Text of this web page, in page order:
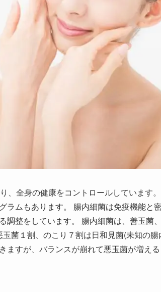
、全身の健康をコントロールしています
ラムもあります。 腸内細菌は免疫機能と
調整をしています。 腸内細菌は、善玉菌
菌１割、のこり７割は日和見菌(未知の
ますが、バランスが崩れて悪玉菌が増え